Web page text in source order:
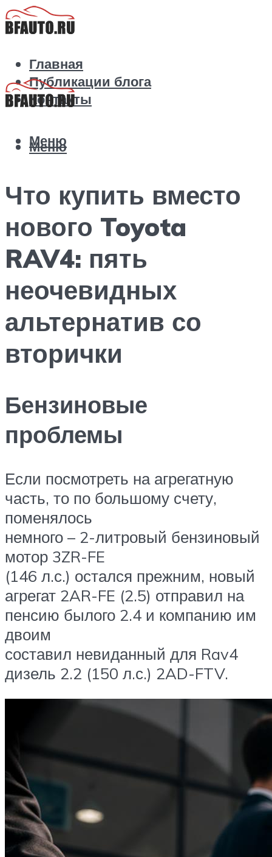
Главная
Публикации блога
Контакты
Меню
Меню
Что купить вместо
нового Toyota
RAV4: пять
неочевидных
альтернатив со
вторички
Бензиновые
проблемы
Если посмотреть на агрегатную
часть, то по большому счету,
поменялось
немного – 2-литровый бензиновый
мотор 3ZR-FE
(146 л.с.) остался прежним, новый
агрегат 2AR-FE (2.5) отправил на
пенсию былого 2.4 и компанию им
двоим
составил невиданный для Rav4
дизель 2.2 (150 л.с.) 2AD-FTV.